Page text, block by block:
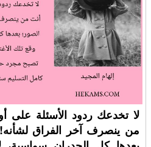
لا تخدعك ردود الأسئلة
من ينصرف آخر الفراق